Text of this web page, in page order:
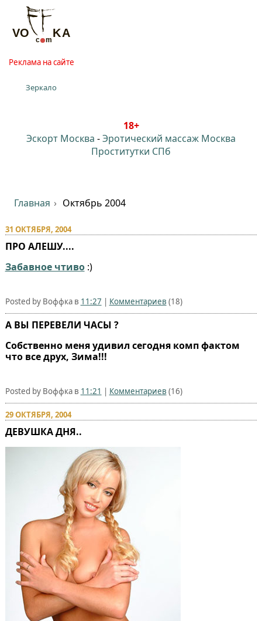
Реклама на сайте
Зеркало
18+
Эскорт Москва -Эротический массаж Москва
Проститутки СПб
Главная Октябрь 2004
31 ОКТЯБРЯ, 2004
ПРО АЛЕШУ....
Забавное чтиво:)
Posted by Воффка в 11:27 | Комментариев (18)
А ВЫ ПЕРЕВЕЛИ ЧАСЫ ?
Собственно меня удивил сегодня комп фактом
что все друх, Зима!!!
Posted by Воффка в 11:21 | Комментариев (16)
29 ОКТЯБРЯ, 2004
ДЕВУШКА ДНЯ..